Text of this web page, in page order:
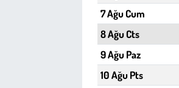
7 Ağu Cum
8 Ağu Cts
9 Ağu Paz
10 Ağu Pts